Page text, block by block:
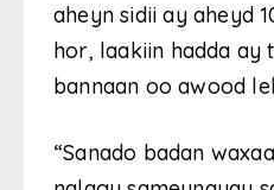
aheyn sidii ay aheyd
hor, laakiin hadda ay
bannaan oo awood
“Sanado badan